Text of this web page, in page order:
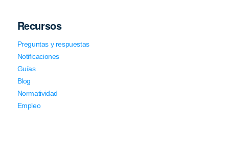
Recursos
Preguntas y respuestas
Notificaciones
Guías
Blog
Normatividad
Empleo